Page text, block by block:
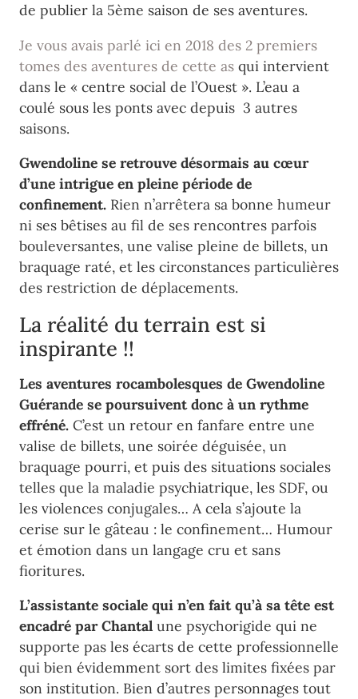
de publier la 5ème saison de ses aventures.
Je vous avais parlé ici en 2018 des 2 premiers
tomes des aventures de cette as qui intervient
dans le « centre social de l’Ouest ». L’eau a
coulé sous les ponts avec depuis 3 autres
saisons.
Gwendoline se retrouve désormais au cœur
d’une intrigue en pleine période de
confinement. Rien n’arrêtera sa bonne humeur
ni ses bêtises au fil de ses rencontres parfois
bouleversantes, une valise pleine de billets, un
braquage raté, et les circonstances particulières
des restriction de déplacements.
La réalité du terrain est si
inspirante !!
Les aventures rocambolesques de Gwendoline
Guérande se poursuivent donc à un rythme
effréné. C’est un retour en fanfare entre une
valise de billets, une soirée déguisée, un
braquage pourri, et puis des situations sociales
telles que la maladie psychiatrique, les SDF, ou
les violences conjugales… A cela s’ajoute la
cerise sur le gâteau : le confinement… Humour
et émotion dans un langage cru et sans
fioritures.
L’assistante sociale qui n’en fait qu’à sa tête est
encadré par Chantal une psychorigide qui ne
supporte pas les écarts de cette professionnelle
qui bien évidemment sort des limites fixées par
son institution. Bien d’autres personnages tout